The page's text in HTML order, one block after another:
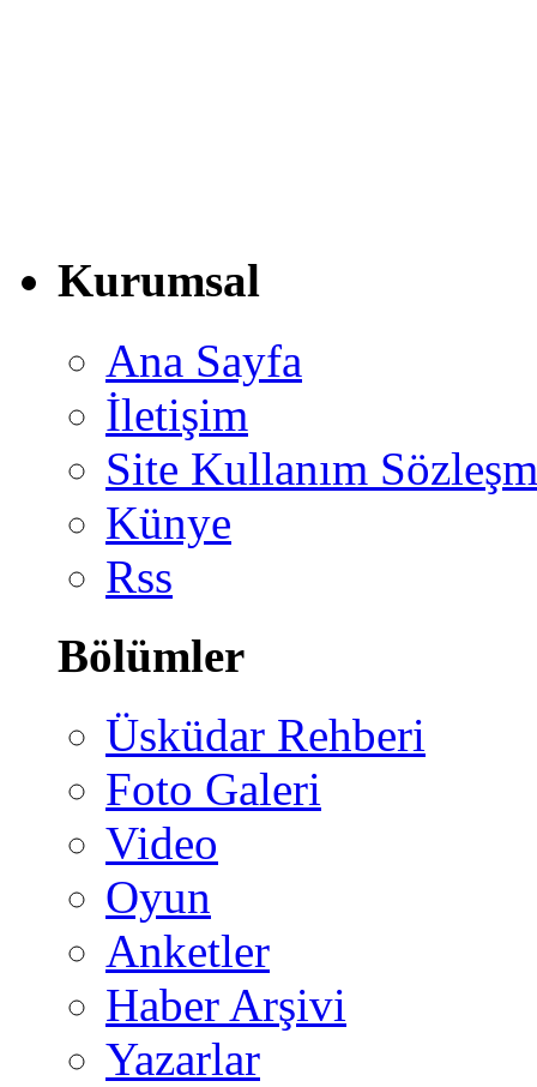
Kurumsal
Ana Sayfa
İletişim
Site Kullanım
Künye
Rss
Bölümler
Üsküdar Rehberi
Foto Galeri
Video
Oyun
Anketler
Haber Arşivi
Yazarlar